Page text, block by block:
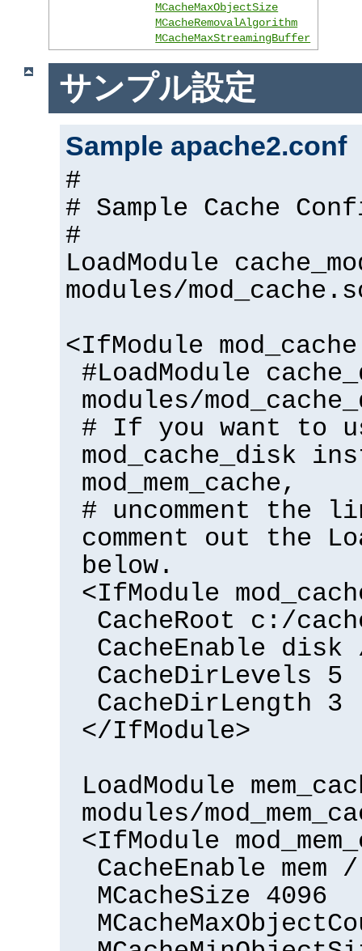
MCacheMaxObjectSize
MCacheRemovalAlgorithm
MCacheMaxStreamingBuffer
サンプル設定
Sample apache2.conf
#
# Sample Cache
#
LoadModule
modules/
<IfModule
#LoadModule
modules/
# If you want to
mod_cache_disk
mod_mem_cache,
# uncomment the
comment out the
below.
<IfModule
CacheRoot c:/
CacheEnable disk
CacheDirLevels 5
CacheDirLength 3
</IfModule>
LoadModule
modules/
<IfModule
CacheEnable mem /
MCacheSize 4096